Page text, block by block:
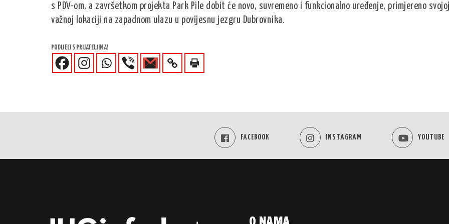
s PDV-om, a završetkom projekta Park Pile dobit će novo, suvremeno i funkcionalno uređenje, primjereno svojoj
važnoj lokaciji na zapadnom ulazu u povijesnu jezgru Dubrovnika.
PODIJELI S PRIJATELJIMA!
FACEBOOK INSTAGRAM YOUTUBE